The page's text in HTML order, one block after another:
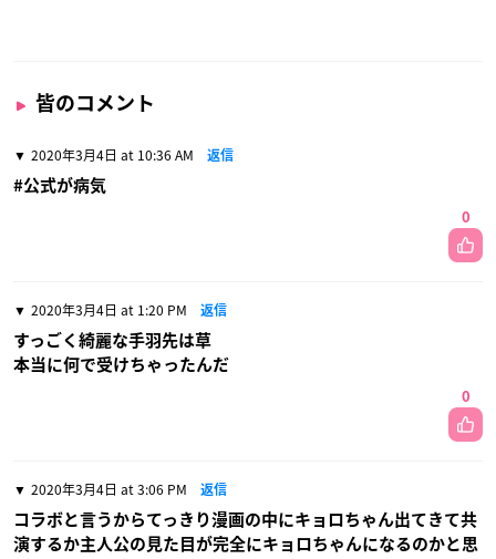
皆のコメント
2020年3月4日 at 10:36 AM 返信
#公式が病気
0
2020年3月4日 at 1:20 PM 返信
すっごく綺麗な手羽先は草
本当に何で受けちゃったんだ
0
2020年3月4日 at 3:06 PM 返信
コラボと言うからてっきり漫画の中にキョロちゃん出てきて共
演するか主人公の見た目が完全にキョロちゃんになるのかと思